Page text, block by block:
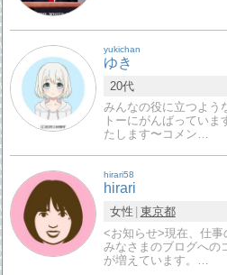
yukichan
ゆき
20代
みんなの役に立つよう
トーにがんばってい
たします〜コメン…
hirari58
hirari
女性 東京都
<お知らせ>現在、仕事
みなさまのブログへの
が増えています。…